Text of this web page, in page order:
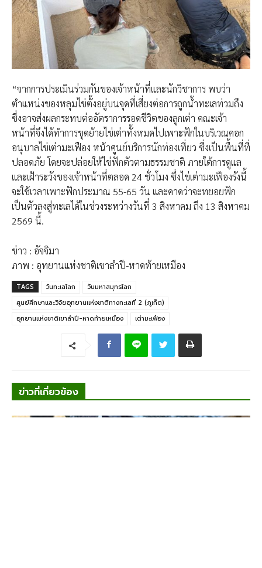
“จากการประเมินร่วมกันของเจ้าหน้าที่และนักวิชาการ พบว่า
ตำแหน่งของหลุมไข่ตั้งอยู่บนจุดที่เสี่ยงต่อการถูกน้ำทะเลท่วมถึง
ซึ่งอาจส่งผลกระทบต่ออัตราการรอดชีวิตของลูกเต่า คณะเจ้า
หน้าที่จึงได้ทำการขุดย้ายไข่เต่าทั้งหมดไปเพาะฟักในบริเวณคอก
อนุบาลไข่เต่ามะเฟือง หน้าศูนย์บริการนักท่องเที่ยว ซึ่งเป็นพื้นที่ที่
ปลอดภัย โดยจะปล่อยให้ไข่ฟักตัวตามธรรมชาติ ภายใต้การดูแล
และเฝ้าระวังของเจ้าหน้าที่ตลอด 24 ชั่วโมง ซึ่งไข่เต่ามะเฟืองรังนี้
จะใช้เวลาเพาะฟักประมาณ 55-65 วัน และคาดว่าจะทยอยฟัก
เป็นตัวลงสู่ทะเลได้ในช่วงระหว่างวันที่ 3 สิงหาคม ถึง 13 สิงหาคม
2569 นี้.
ข่าว : อัจจิมา
ภาพ : อุทยานแห่งชาติเขาลำปี-หาดท้ายเหมือง
TAGS วันทะเลโลก
วันมหาสมุทรโลก
ศูนย์ศึกษาและวิจัยอุทยานแห่งชาติทางทะเลที่ 2 (ภูเก็ต)
อุทยานแห่งชาติเขาลำปี-หาดท้ายเหมือง
เต่ามะเฟือง
ข่าวที่เกี่ยวข้อง